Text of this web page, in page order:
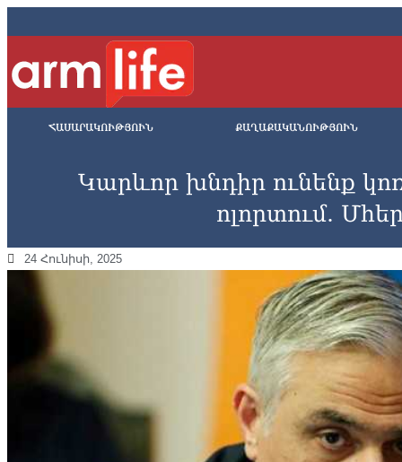
ՀԱՍԱՐԱԿՈՒԹՅՈՒՆ ՔԱՂԱՔԱԿԱՆՈՒԹՅՈՒՆ
Կարևոր խնդիր ունենք
ոլորտում.
24 Հունիսի, 2025